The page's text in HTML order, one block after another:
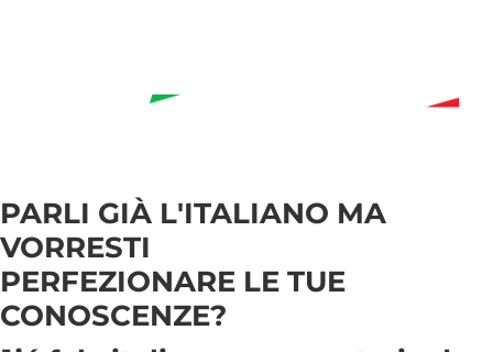
PARLI GIÀ L'ITALIANO MA
VORRESTI
PERFEZIONARE LE TUE
CONOSCENZE?